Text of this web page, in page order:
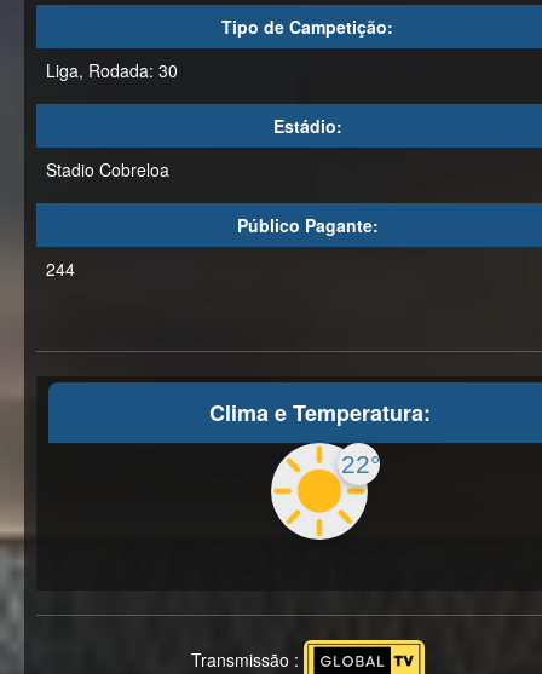
Tipo de Campetição:
Liga, Rodada: 30
Estádio:
Stadio Cobreloa
Público Pagante:
244
Clima e Temperatura:
22°
Transmissão :